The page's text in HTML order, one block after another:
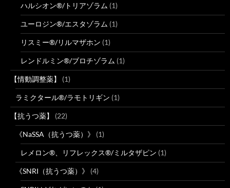
ハルシオン®/トリアゾラム (1)
ユーロジン®/エスタゾラム (1)
リスミー®/リルマザホン (1)
レンドルミン®/ブロチゾラム (1)
【情動調整薬】 (1)
ラミクタール®/ラモトリギン (1)
【抗うつ薬】 (22)
《NaSSA（抗うつ薬）》 (1)
レメロン®、リフレックス®/ミルタザピン (1)
《SNRI（抗うつ薬）》 (4)